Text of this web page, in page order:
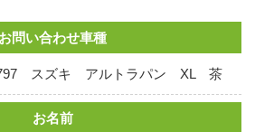
お問い合わせ車種
スズキ アルトラパン XL 茶
お名前